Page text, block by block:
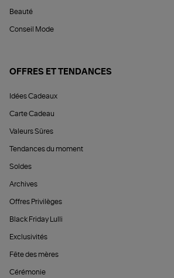
Beauté
Conseil Mode
OFFRES ET TENDANCES
Idées Cadeaux
Carte Cadeau
Valeurs Sûres
Tendances du moment
Soldes
Archives
Offres Privilèges
Black Friday Lulli
Exclusivités
Fête des mères
Cérémonie